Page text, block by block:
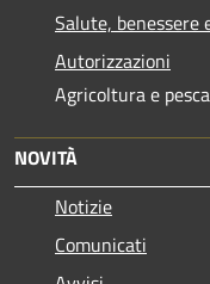
Salute, benessere
Autorizzazioni
Agricoltura e pesca
NOVITÀ
Notizie
Comunicati